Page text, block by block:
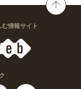
情報サイト